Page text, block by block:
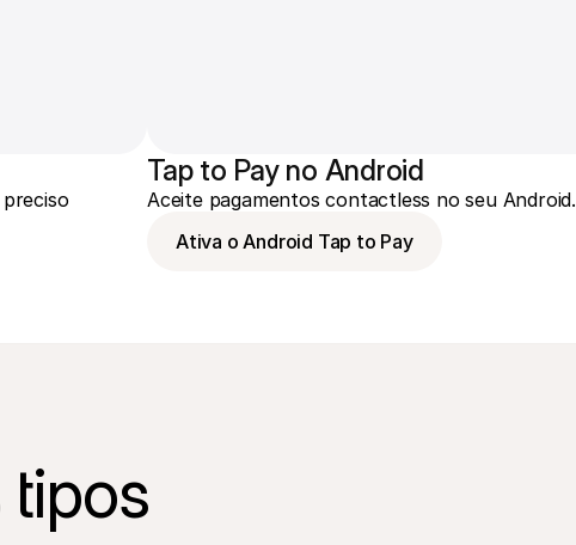
Tap to Pay no Android
Aceite pagamentos contactless no seu Android.
Ativa o Android Tap to Pay
tipos